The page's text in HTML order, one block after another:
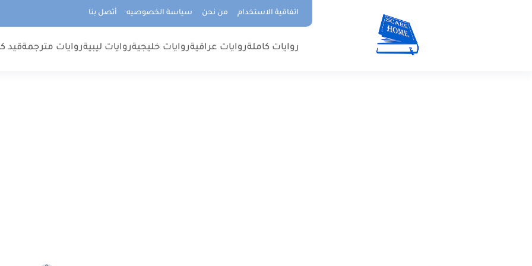
اتفاقية الاستخدام من نحن سياسة الخصوصيه أتصل بنا
روايات كاملةروايات عراقيةروايات خليجيةروايات ليبيةروايات مترجمةقيد